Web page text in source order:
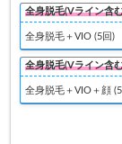
全身脱毛(Vライン含
全身脱毛＋VIO (5回)
全身脱毛(Vライン含
全身脱毛＋VIO＋顔